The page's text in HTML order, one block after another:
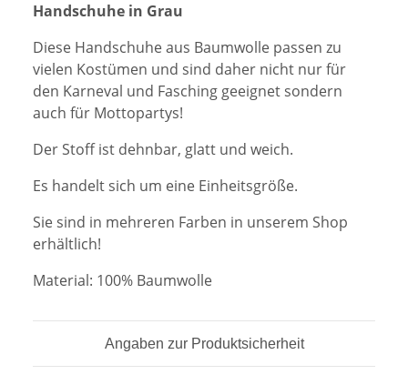
Handschuhe in Grau
Diese Handschuhe aus Baumwolle passen zu
vielen Kostümen und sind daher nicht nur für
den Karneval und Fasching geeignet sondern
auch für Mottopartys!
Der Stoff ist dehnbar, glatt und weich.
Es handelt sich um eine Einheitsgröße.
Sie sind in mehreren Farben in unserem Shop
erhältlich!
Material: 100% Baumwolle
Angaben zur Produktsicherheit